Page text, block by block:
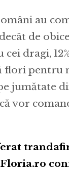
au
de
dragi,
flori pentru
jumătate
vor